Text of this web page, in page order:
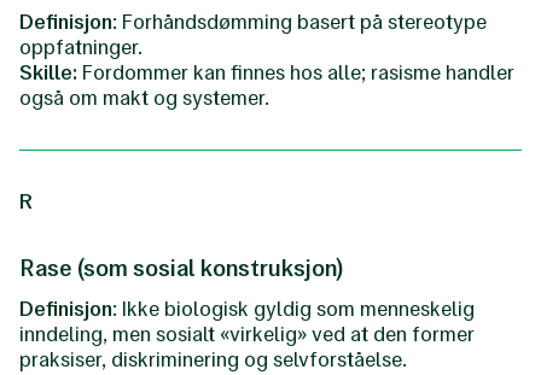
Definisjon: Forhåndsdømming basert på stereotype
oppfatninger.
Skille: Fordommer kan finnes hos alle; rasisme handler
også om makt og systemer.
R
Rase (som sosial konstruksjon)
Definisjon: Ikke biologisk gyldig som menneskelig
inndeling, men sosialt «virkelig» ved at den former
praksiser, diskriminering og selvforståelse.